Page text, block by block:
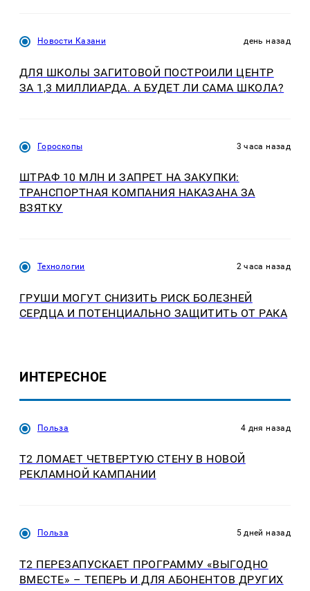
Новости Казани день назад
ДЛЯ ШКОЛЫ ЗАГИТОВОЙ ПОСТРОИЛИ ЦЕНТР
ЗА 1,3 МИЛЛИАРДА. А БУДЕТ ЛИ САМА ШКОЛА?
Гороскопы 3 часа назад
ШТРАФ 10 МЛН И ЗАПРЕТ НА ЗАКУПКИ:
ТРАНСПОРТНАЯ КОМПАНИЯ НАКАЗАНА ЗА
ВЗЯТКУ
Технологии 2 часа назад
ГРУШИ МОГУТ СНИЗИТЬ РИСК БОЛЕЗНЕЙ
СЕРДЦА И ПОТЕНЦИАЛЬНО ЗАЩИТИТЬ ОТ РАКА
ИНТЕРЕСНОЕ
Польза 4 дня назад
Т2 ЛОМАЕТ ЧЕТВЕРТУЮ СТЕНУ В НОВОЙ
РЕКЛАМНОЙ КАМПАНИИ
Польза 5 дней назад
Т2 ПЕРЕЗАПУСКАЕТ ПРОГРАММУ «ВЫГОДНО
ВМЕСТЕ» – ТЕПЕРЬ И ДЛЯ АБОНЕНТОВ ДРУГИХ